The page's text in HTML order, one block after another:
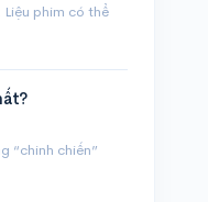
phim có thể
“chinh chiến”